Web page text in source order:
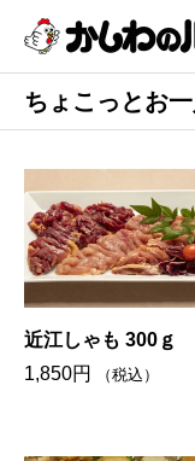
ちょこっとお
近江しゃも 300ｇ
1,850円 （税込）